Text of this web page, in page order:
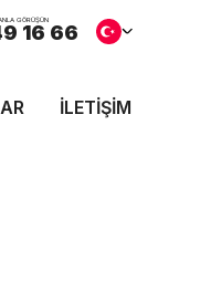
GÖRÜŞÜN
16 66
İLETIŞIM